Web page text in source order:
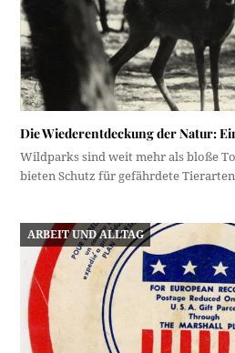
Die Wiederentdeckung der Natur:
Wildparks sind weit mehr als bloße
bieten Schutz für gefährdete
ARBEIT UND ALLTAG